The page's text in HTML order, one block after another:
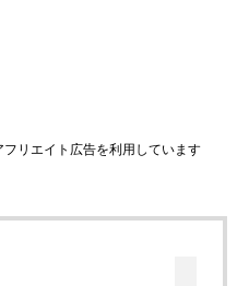
リエイト広告を利用しています